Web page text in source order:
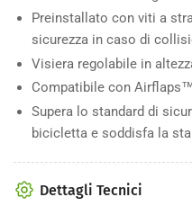
Preinstallato con viti a
sicurezza in caso di
Visiera regolabile in
Compatibile con
Supera lo standard di
bicicletta e soddisfa la
Dettagli Tecnici